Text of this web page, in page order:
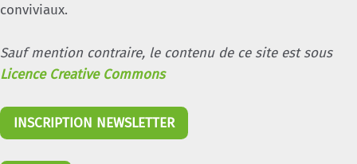
conviviaux.
Sauf mention contraire, le contenu de ce site est sous
Licence Creative Commons
INSCRIPTION NEWSLETTER